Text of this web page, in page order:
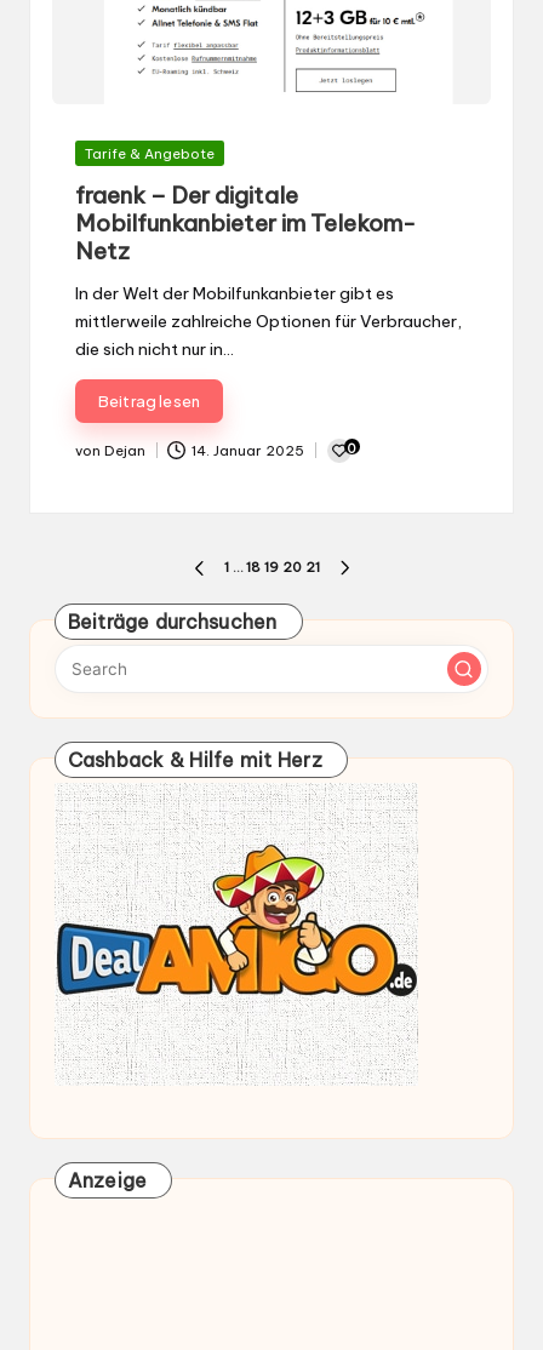
Gepostet
Tarife & Angebote
fraenk – Der digitale
Mobilfunkanbieter im Telekom-
Netz
In der Welt der Mobilfunkanbieter gibt es
mittlerweile zahlreiche Optionen für Verbraucher,
die sich nicht nur in…
Beitrag lesen
Gepostet
von Dejan 14. Januar 2025 0
Seitennummerierung
der
Beiträge
PREVIOUS
PAGE
1 … 18 19 20 21
Beiträge durchsuchen
Cashback & Hilfe mit Herz
Anzeige